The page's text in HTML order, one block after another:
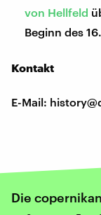
von Hellfeld
Beginn des
Kontakt
E-Mail:
Die